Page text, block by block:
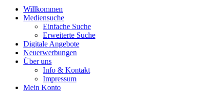
Willkommen
Mediensuche
Einfache Suche
Erweiterte Suche
Digitale Angebote
Neuerwerbungen
Über uns
Info & Kontakt
Impressum
Mein Konto